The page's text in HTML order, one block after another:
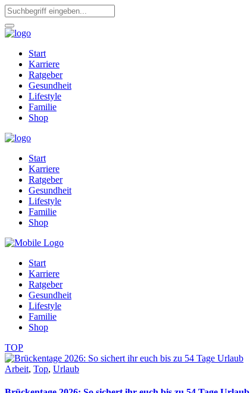
Start
Karriere
Ratgeber
Gesundheit
Lifestyle
Familie
Shop
Start
Karriere
Ratgeber
Gesundheit
Lifestyle
Familie
Shop
Start
Karriere
Ratgeber
Gesundheit
Lifestyle
Familie
Shop
TOP
Arbeit, Top, Urlaub